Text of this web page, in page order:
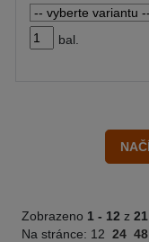
bal.
Zobrazeno 1 - 12 z 21
Na stránce: 12 24 48